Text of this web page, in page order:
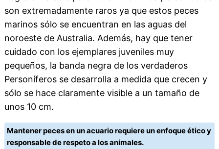
son extremadamente raros ya que estos peces
marinos sólo se encuentran en las aguas del
noroeste de Australia. Además, hay que tener
cuidado con los ejemplares juveniles muy
pequeños, la banda negra de los verdaderos
Personíferos se desarrolla a medida que crecen y
sólo se hace claramente visible a un tamaño de
unos 10 cm.
Mantener peces en un acuario requiere un enfoque ético y
responsable de respeto a los animales.